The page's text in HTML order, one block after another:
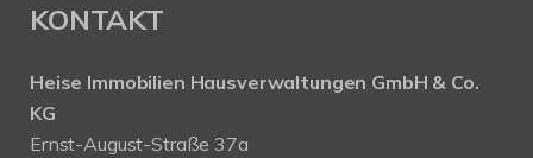
KONTAKT
Heise Immobilien Hausverwaltungen GmbH & Co.
KG
Ernst-August-Straße 37a